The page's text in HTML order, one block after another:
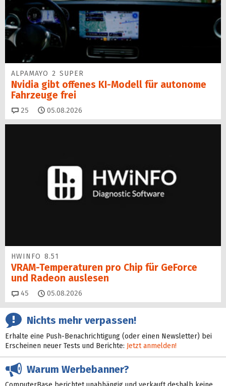
ALPAMAYO 2 SUPER
Nvidia gibt offenes KI-Modell für autonome
Fahrzeuge frei
25 Kommentare
05.08.2026
HWINFO 8.51
VRAM-Temperaturen pro Chip für GeForce
und Radeon auslesen
45 Kommentare
05.08.2026
Nichts mehr verpassen!
Erhalte eine Push-Benachrichtigung (oder einen Newsletter) bei
Erscheinen neuer Tests und Berichte: Jetzt anmelden!
Warum Werbebanner?